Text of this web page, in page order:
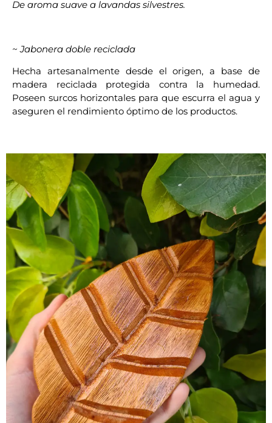
De aroma suave a lavandas silvestres.
~ Jabonera doble reciclada
Hecha artesanalmente desde el origen, a base de
madera reciclada protegida contra la humedad.
Poseen surcos horizontales para que escurra el agua y
aseguren el rendimiento óptimo de los productos.